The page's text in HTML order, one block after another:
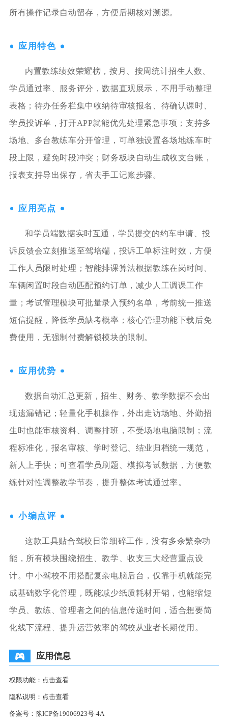
所有操作记录自动留存，方便后期核对溯源。
应用特色
内置教练绩效荣耀榜，按月、按周统计招生人数、
学员通过率、服务评分，数据直观展示，不用手动整理
表格；待办任务栏集中收纳待审核报名、待确认课时、
学员投诉单，打开APP就能优先处理紧急事项；支持多
场地、多台教练车分开管理，可单独设置各场地练车时
段上限，避免时段冲突；财务板块自动生成收支台账，
报表支持导出保存，省去手工记账步骤。
应用亮点
和学员端数据实时互通，学员提交的约车申请、投
诉反馈会立刻推送至驾培端，投诉工单标注时效，方便
工作人员限时处理；智能排课算法根据教练在岗时间、
车辆闲置时段自动匹配预约订单，减少人工调课工作
量；考试管理模块可批量录入预约名单，考前统一推送
短信提醒，降低学员缺考概率；核心管理功能下载后免
费使用，无强制付费解锁模块的限制。
应用优势
数据自动汇总更新，招生、财务、教学数据不会出
现遗漏错记；轻量化手机操作，外出走访场地、外勤招
生时也能审核资料、调整排班，不受场地电脑限制；流
程标准化，报名审核、学时登记、结业归档统一规范，
新人上手快；可查看学员刷题、模拟考试数据，方便教
练针对性调整教学节奏，提升整体考试通过率。
小编点评
这款工具贴合驾校日常细碎工作，没有多余繁杂功
能，所有模块围绕招生、教学、收支三大经营重点设
计。中小驾校不用搭配复杂电脑后台，仅靠手机就能完
成基础数字化管理，既能减少纸质耗材开销，也能缩短
学员、教练、管理者之间的信息传递时间，适合想要简
化线下流程、提升运营效率的驾校从业者长期使用。
应用信息
权限功能： 点击查看
隐私说明： 点击查看
备案号： 豫ICP备19006923号-4A